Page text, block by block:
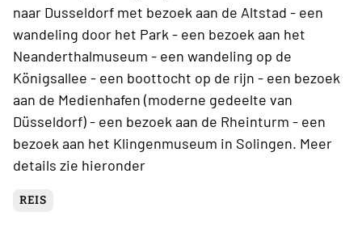
naar Dusseldorf met bezoek aan de Altstad - een
wandeling door het Park - een bezoek aan het
Neanderthalmuseum - een wandeling op de
Königsallee - een boottocht op de rijn - een bezoek
aan de Medienhafen (moderne gedeelte van
Düsseldorf) - een bezoek aan de Rheinturm - een
bezoek aan het Klingenmuseum in Solingen. Meer
details zie hieronder
REIS